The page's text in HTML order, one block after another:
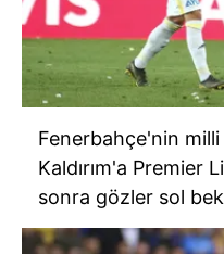
Fenerbahçe'nin
Kaldırım'a Premier
sonra gözler sol